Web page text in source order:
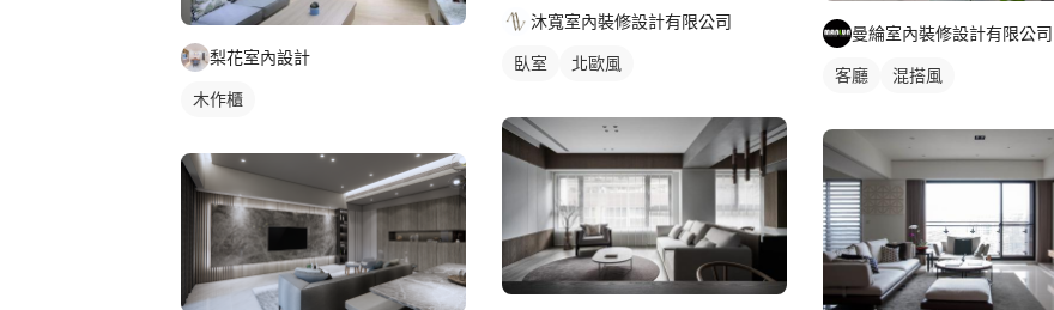
梨花室內設計
木作櫃
沐寬室內裝修設計有限公司
臥室 北歐風
曼綸室內裝修設計有限公司
客廳 混搭風